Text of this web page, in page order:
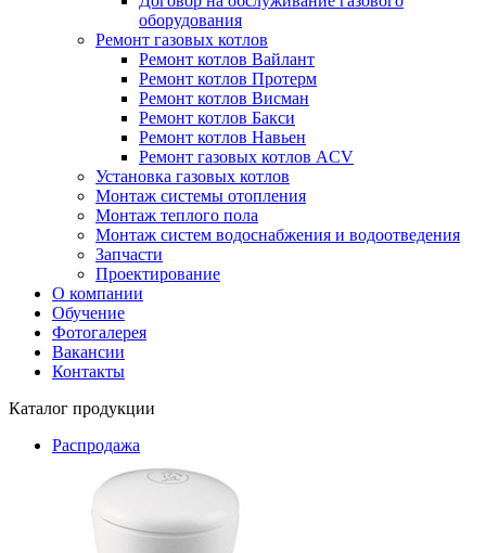
оборудования
Ремонт газовых котлов
Ремонт котлов Вайлант
Ремонт котлов Протерм
Ремонт котлов Висман
Ремонт котлов Бакси
Ремонт котлов Навьен
Ремонт газовых котлов ACV
Установка газовых котлов
Монтаж системы отопления
Монтаж теплого пола
Монтаж систем водоснабжения и водоотведения
Запчасти
Проектирование
О компании
Обучение
Фотогалерея
Вакансии
Контакты
Каталог продукции
Распродажа